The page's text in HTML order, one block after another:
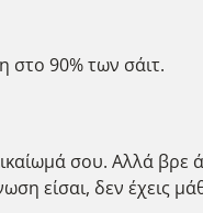
στο 90% των σάιτ.
σου. Αλλά βρε
είσαι, δεν έχεις